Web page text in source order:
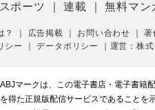
スポーツ ｜連載 ｜無料マン
？ 広告掲載 お問い合わせ ｜著
シー
｜データポリシー 運営：株
ABJマークは、この電子書店・電子書籍
を得た正規版配信サービスであることを